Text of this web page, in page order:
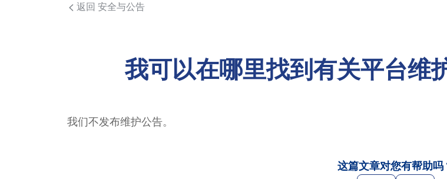
返回 安全与公告
我可以在哪里找到有关平台维
我们不发布维护公告。
这篇文章对您有帮助吗